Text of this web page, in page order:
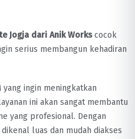
Jogja dari Anik Workscocok
serius membangun kehadiran
yang ingin meningkatkan
ini akan sangat membantu
yang profesional. Dengan
luas dan mudah diakses